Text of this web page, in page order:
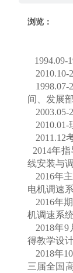
浏览：
1994.09-
2010.10-
间、发展
2003.05-
2010.01-
2011.12
2014年
线安装与
2016年
电机调速
2016年
机调速系
2018年
得教学设
2018年
三届全国